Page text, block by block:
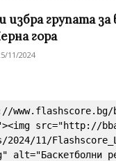
избра групата
гора
11/2024
src="http://
11/
alt="Баскетболни